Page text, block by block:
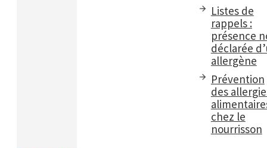
Listes de
rappels :
présence
déclarée
allergène
Prévention
des
chez le
nourrisson